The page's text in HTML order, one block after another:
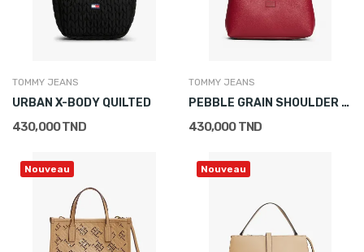
TOMMY JEANS
URBAN X-BODY QUILTED
430,000 TND
TOMMY JEANS
PEBBLE GRAIN SHOULDER BAG
430,000 TND
Nouveau Nouveau